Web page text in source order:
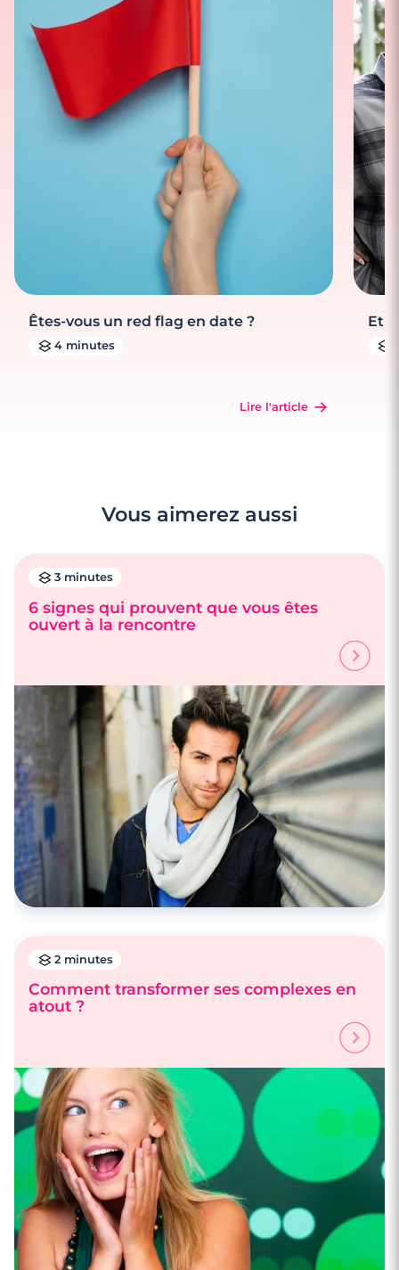
Êtes-vous un red flag en date ?
4 minutes
Lire l'article
Et
Vous aimerez aussi
3 minutes
6 signes qui prouvent que vous êtes
ouvert à la rencontre
2 minutes
Comment transformer ses complexes en
atout ?